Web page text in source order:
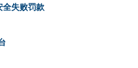
列表
全失败罚款